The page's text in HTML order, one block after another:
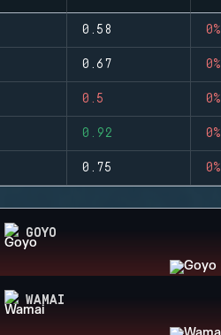
0.58 0%
0.67 0%
0.5 0%
0.92 0%
0.75 0%
GOYO
WAMAI